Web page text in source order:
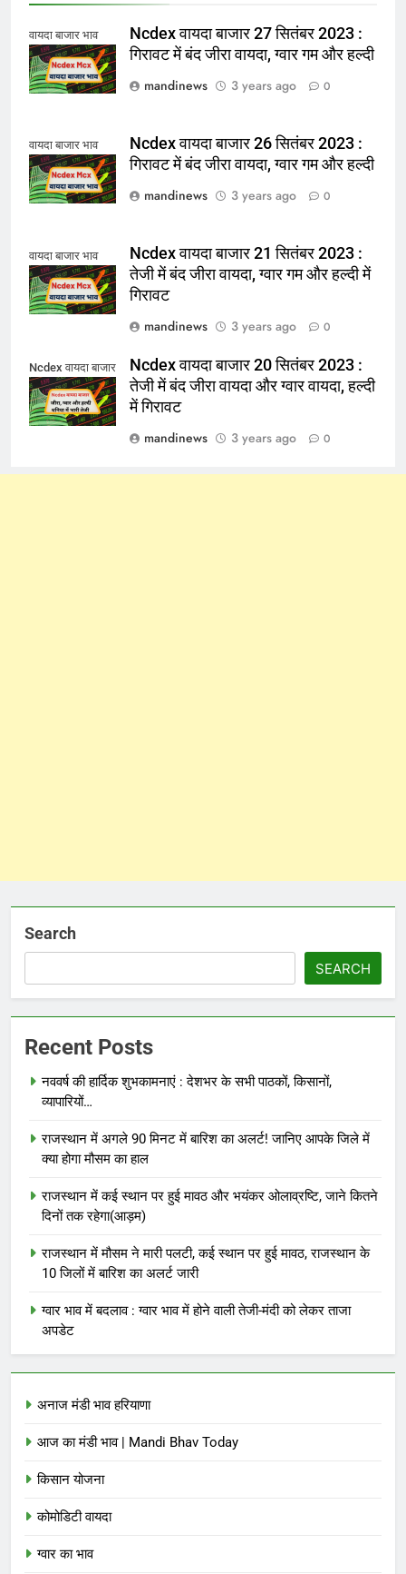
वायदा बाजार भाव
Ncdex वायदा बाजार 27 सितंबर 2023 :
गिरावट में बंद जीरा वायदा, ग्वार गम और हल्दी
mandinews
3 years ago 0
वायदा बाजार भाव
Ncdex वायदा बाजार 26 सितंबर 2023 :
गिरावट में बंद जीरा वायदा, ग्वार गम और हल्दी
mandinews
3 years ago 0
वायदा बाजार भाव
Ncdex वायदा बाजार 21 सितंबर 2023 :
तेजी में बंद जीरा वायदा, ग्वार गम और हल्दी में
गिरावट
mandinews
3 years ago 0
Ncdex वायदा बाजार
Ncdex वायदा बाजार 20 सितंबर 2023 :
तेजी में बंद जीरा वायदा और ग्वार वायदा, हल्दी
में गिरावट
mandinews
3 years ago 0
Search
SEARCH
Recent Posts
नववर्ष की हार्दिक शुभकामनाएं : देशभर के सभी पाठकों, किसानों,
व्यापारियों…
राजस्थान में अगले 90 मिनट में बारिश का अलर्ट! जानिए आपके जिले में
क्या होगा मौसम का हाल
राजस्थान में कई स्थान पर हुई मावठ और भयंकर ओलाव्रष्टि, जाने कितने
दिनों तक रहेगा(आड़म)
राजस्थान में मौसम ने मारी पलटी, कई स्थान पर हुई मावठ, राजस्थान के
10 जिलों में बारिश का अलर्ट जारी
ग्वार भाव में बदलाव : ग्वार भाव में होने वाली तेजी-मंदी को लेकर ताजा
अपडेट
अनाज मंडी भाव हरियाणा
आज का मंडी भाव | Mandi Bhav Today
किसान योजना
कोमोडिटी वायदा
ग्वार का भाव